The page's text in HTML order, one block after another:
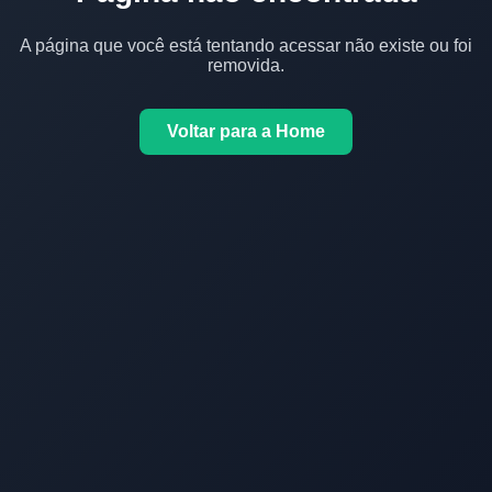
A página que você está tentando acessar não existe ou foi
removida.
Voltar para a Home